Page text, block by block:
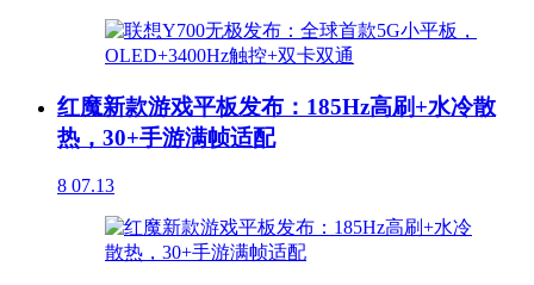
红魔新款游戏平板发布：185Hz高刷+水冷散
热，30+手游满帧适配
8 07.13